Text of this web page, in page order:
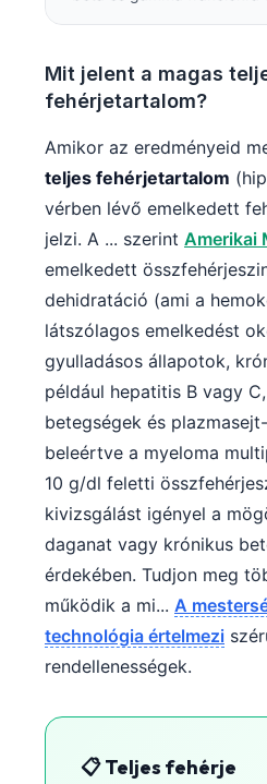
Mit jelent a magas
fehérjetartalom?
Amikor az eredményeid
teljes fehérjetartalom
vérben lévő emelkedett
jelzi. A ... szerint Amerikai
emelkedett
dehidratáció (ami a
látszólagos emelkedést
gyulladásos állapotok,
például hepatitis B vagy
betegségek és
beleértve a myeloma
10 g/dl feletti
kivizsgálást igényel a
daganat vagy krónikus
érdekében. Tudjon meg
működik a mi... A
technológia értelmezi
rendellenességek.
📋 Teljes fehérje